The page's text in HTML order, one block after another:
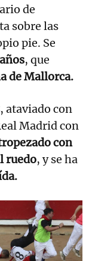
de
sobre las
pie. Se
, que
de Mallorca.
, ataviado con
Madrid con
con
ruedo, y se ha